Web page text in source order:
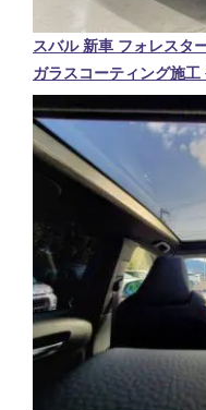
スバル 新車 フォレスタ
ガラスコーティング施工